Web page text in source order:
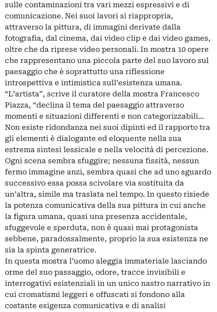
sulle contaminazioni tra vari mezzi espressivi e di
comunicazione. Nei suoi lavori si riappropria,
attraverso la pittura, di immagini derivate dalla
fotografia, dal cinema, dai video clip e dai video games,
oltre che da riprese video personali. In mostra 10 opere
che rappresentano una piccola parte del suo lavoro sul
paesaggio che è soprattutto una riflessione
introspettiva e intimistica sull’esistenza umana.
“L’artista”, scrive il curatore della mostra Francesco
Piazza, “declina il tema del paesaggio attraverso
momenti e situazioni differenti e non categorizzabili…
Non esiste ridondanza nei suoi dipinti ed il rapporto tra
gli elementi è dialogante ed eloquente nella sua
estrema sintesi lessicale e nella velocità di percezione.
Ogni scena sembra sfuggire; nessuna fissità, nessun
fermo immagine anzi, sembra quasi che ad uno sguardo
successivo essa possa scivolare via sostituita da
un’altra, simile ma traslata nel tempo. In questo risiede
la potenza comunicativa della sua pittura in cui anche
la figura umana, quasi una presenza accidentale,
sfuggevole e sperduta, non è quasi mai protagonista
sebbene, paradossalmente, proprio la sua esistenza ne
sia la spinta generatrice.
In questa mostra l’uomo aleggia immateriale lasciando
orme del suo passaggio, odore, tracce invisibili e
interrogativi esistenziali in un unico nastro narrativo in
cui cromatismi leggeri e offuscati si fondono alla
costante esigenza comunicativa e di analisi